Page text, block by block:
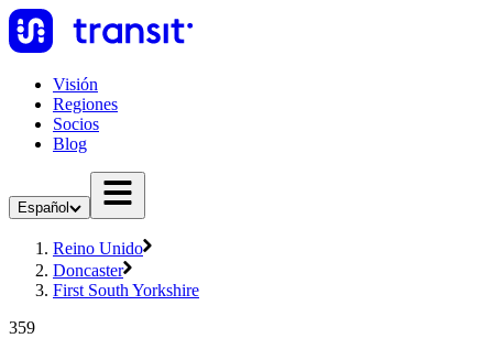
Visión
Regiones
Socios
Blog
Español
Reino Unido
Doncaster
First South Yorkshire
359